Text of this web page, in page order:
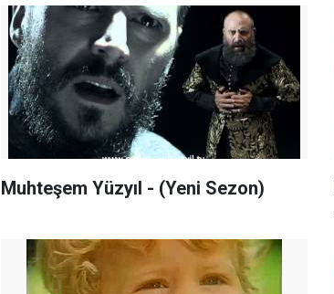
Muhteşem Yüzyıl - (Yeni Sezon)